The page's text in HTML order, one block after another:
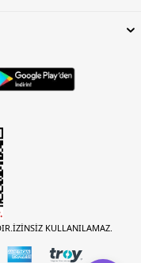
KULLANILAMAZ.